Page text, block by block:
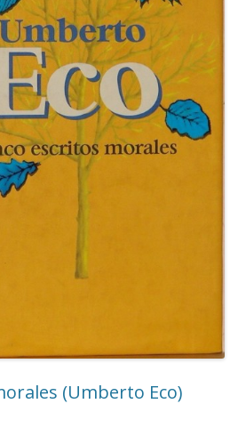
(Umberto Eco)